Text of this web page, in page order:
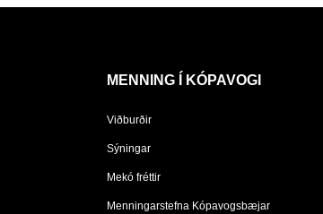
MENNING Í KÓPAVOGI
Viðburðir
Sýningar
Mekó fréttir
Menningarstefna Kópavogsbæjar